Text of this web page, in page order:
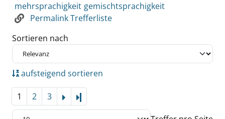
mehrsprachigkeit gemischtsprachigkeit
Permalink Trefferliste
Sortieren nach
aufsteigend sortieren
1 2 3